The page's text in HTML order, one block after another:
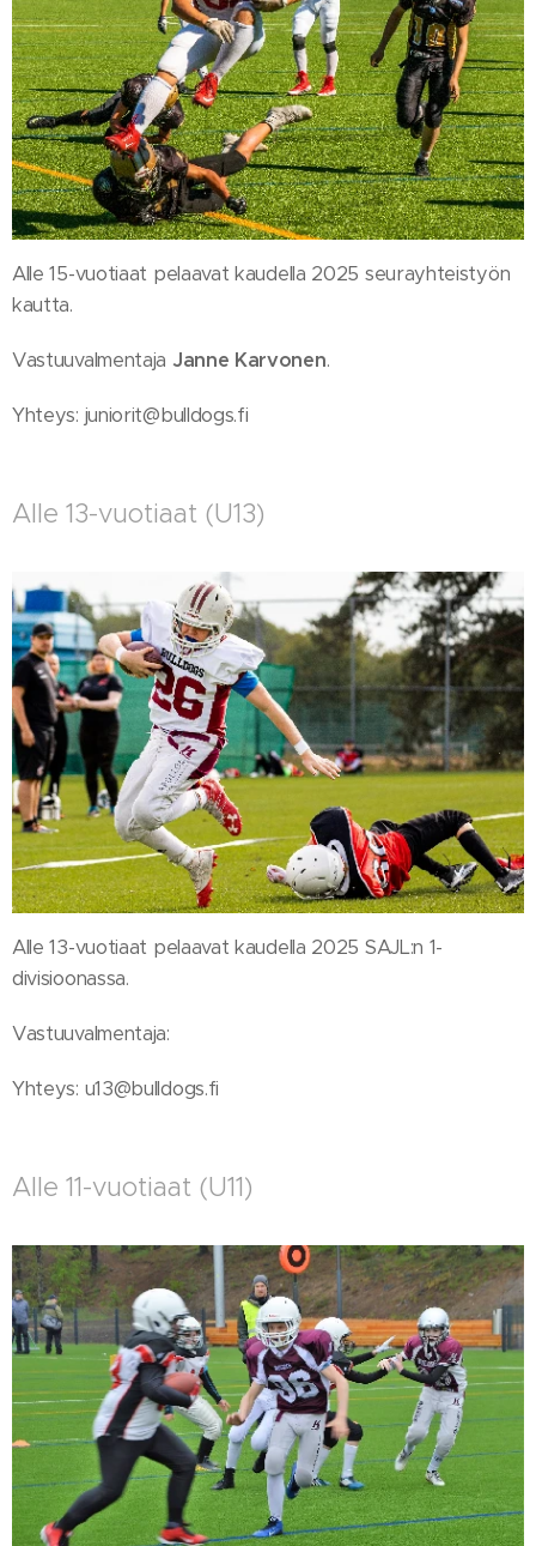
Alle 15-vuotiaat pelaavat kaudella 2025 seurayhteistyön
kautta.
Vastuuvalmentaja Janne Karvonen.
Yhteys: juniorit@bulldogs.fi
Alle 13-vuotiaat (U13)
Alle 13-vuotiaat pelaavat kaudella 2025 SAJL:n 1-
divisioonassa.
Vastuuvalmentaja:
Yhteys: u13@bulldogs.fi
Alle 11-vuotiaat (U11)